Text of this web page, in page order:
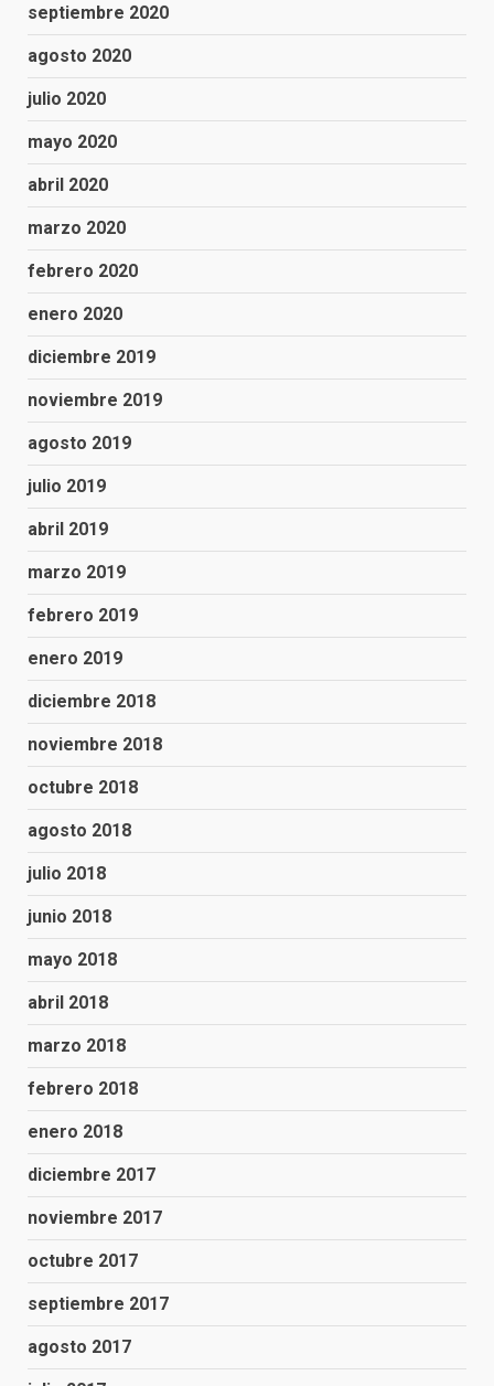
septiembre 2020
agosto 2020
julio 2020
mayo 2020
abril 2020
marzo 2020
febrero 2020
enero 2020
diciembre 2019
noviembre 2019
agosto 2019
julio 2019
abril 2019
marzo 2019
febrero 2019
enero 2019
diciembre 2018
noviembre 2018
octubre 2018
agosto 2018
julio 2018
junio 2018
mayo 2018
abril 2018
marzo 2018
febrero 2018
enero 2018
diciembre 2017
noviembre 2017
octubre 2017
septiembre 2017
agosto 2017